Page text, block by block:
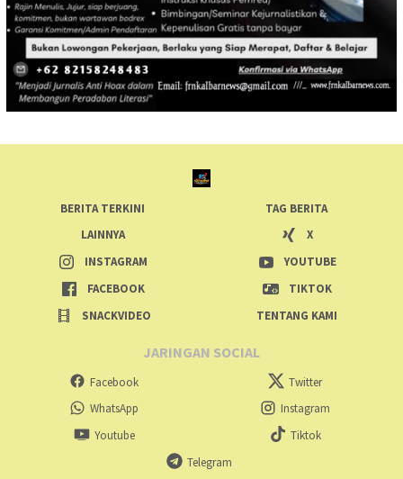
BERITA TERKINI
TAG BERITA
LAINNYA
X
INSTAGRAM
YOUTUBE
FACEBOOK
TIKTOK
SNACKVIDEO
TENTANG KAMI
JARINGAN SOCIAL
Facebook
Twitter
WhatsApp
Instagram
Youtube
Tiktok
Telegram